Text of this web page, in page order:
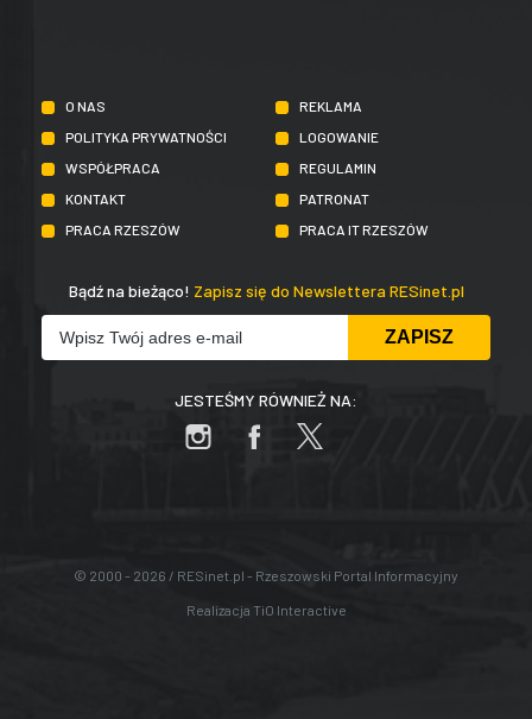
O NAS
REKLAMA
POLITYKA PRYWATNOŚCI
LOGOWANIE
WSPÓŁPRACA
REGULAMIN
KONTAKT
PATRONAT
PRACA RZESZÓW
PRACA IT RZESZÓW
Bądź na bieżąco! Zapisz się do Newslettera RESinet.pl
JESTEŚMY RÓWNIEŻ NA:
© 2000 - 2026 / RESinet.pl - Rzeszowski Portal Informacyjny
Realizacja TiO Interactive